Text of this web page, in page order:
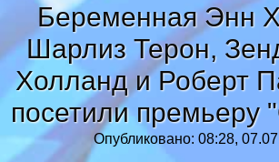
Беременная Энн
Шарлиз Терон,
Холланд и Роберт
посетили премьеру
Опубликовано: 08:28,
Тренды новостей »
Рубрики»
Правила »